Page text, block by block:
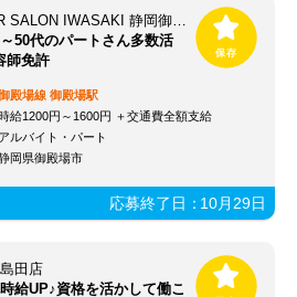
株式会社ハクブン HAIR SALON IWASAKI 静岡御殿場店※NEW OPEN
50代のパートさん多数活
師免許
殿場線 御殿場駅
給1200円～1600円 ＋交通費全額支給
アルバイト・パート
岡県御殿場市
応募終了日：10月29日
田店
給UP♪資格を活かして働こ